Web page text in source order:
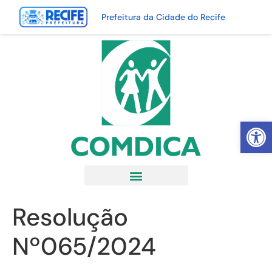
Abrir
Prefeitura da Cidade do Recife
Resolução
Nº065/2024